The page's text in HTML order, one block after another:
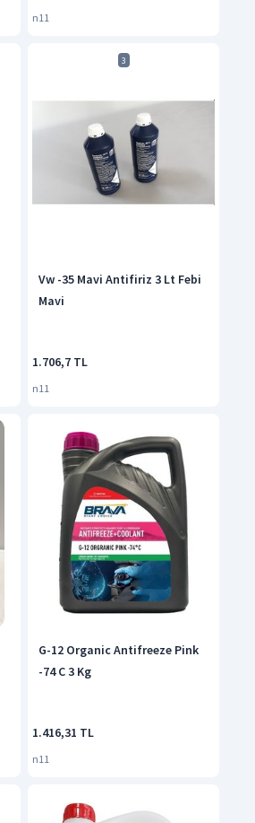
n11
3
Vw -35 Mavi Antifiriz 3 Lt Febi
Mavi
1.706,7 TL
n11
G-12 Organic Antifreeze Pink
-74 C 3 Kg
1.416,31 TL
n11